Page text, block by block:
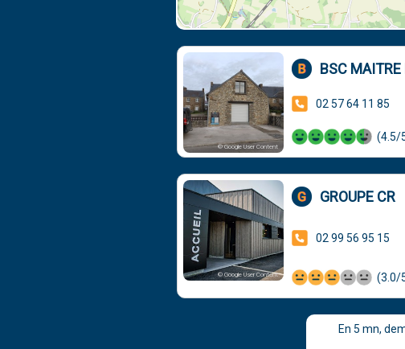
© Google User Content
BSC MAITRE
02 57 64 11 85
(4.5/5
© Google User Content
GROUPE CR
02 99 56 95 15
(3.0/5
En 5 mn,